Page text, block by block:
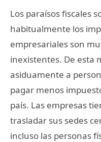
Los paraísos fiscales
habitualmente los
empresariales son
inexistentes. De esta
asiduamente a
pagar menos
país. Las empresas
trasladar sus sedes
incluso las personas